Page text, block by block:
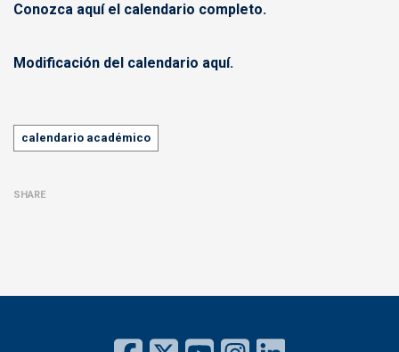
Conozca aquí el calendario completo.
Modificación del calendario aquí.
Tags
calendario académico
SHARE